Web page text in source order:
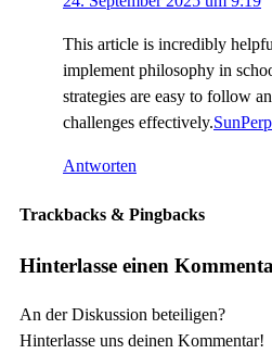
This article is incredibly
implement philosophy in
strategies are easy to follow
challenges effectively.
Antworten
Trackbacks & Pingbacks
Hinterlasse einen
An der Diskussion beteiligen?
Hinterlasse uns deinen Kommentar!